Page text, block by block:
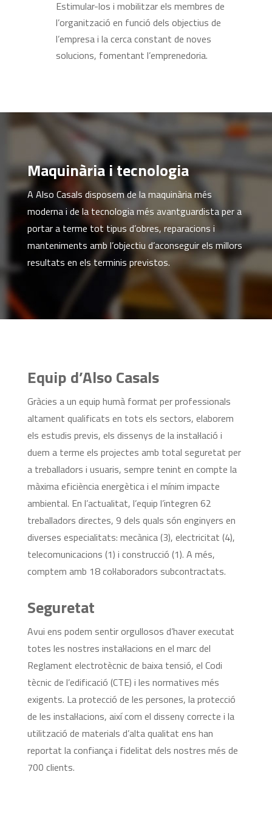
Estimular-los i mobilitzar els membres de
l’organització en funció dels objectius de
l’empresa i la cerca constant de noves
solucions, fomentant l’emprenedoria.
Maquinària i tecnologia
A Also Casals disposem de la maquinària més
moderna i de la tecnologia més avantguardista per a
portar a terme tot tipus d’obres, reparacions i
manteniments amb l’objectiu d’aconseguir els millors
resultats en els terminis previstos.
Equip d’Also Casals
Gràcies a un equip humà format per professionals
altament qualificats en tots els sectors, elaborem
els estudis previs, els dissenys de la instal·lació i
duem a terme els projectes amb total seguretat per
a treballadors i usuaris, sempre tenint en compte la
màxima eficiència energètica i el mínim impacte
ambiental. En l’actualitat, l’equip l’integren 62
treballadors directes, 9 dels quals són enginyers en
diverses especialitats: mecànica (3), electricitat (4),
telecomunicacions (1) i construcció (1). A més,
comptem amb 18 col·laboradors subcontractats.
Seguretat
Avui ens podem sentir orgullosos d’haver executat
totes les nostres instal·lacions en el marc del
Reglament electrotècnic de baixa tensió, el Codi
tècnic de l’edificació (CTE) i les normatives més
exigents. La protecció de les persones, la protecció
de les instal·lacions, així com el disseny correcte i la
utilització de materials d’alta qualitat ens han
reportat la confiança i fidelitat dels nostres més de
700 clients.